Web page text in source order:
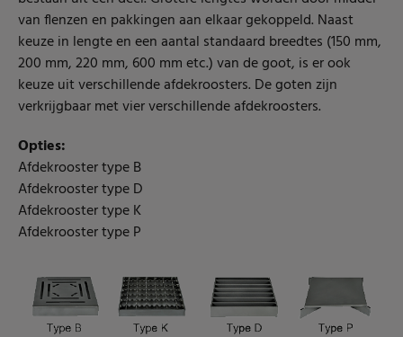
van flenzen en pakkingen aan elkaar gekoppeld. Naast
keuze in lengte en een aantal standaard breedtes (150 mm,
200 mm, 220 mm, 600 mm etc.) van de goot, is er ook
keuze uit verschillende afdekroosters. De goten zijn
verkrijgbaar met vier verschillende afdekroosters.
Opties:
Afdekrooster type B
Afdekrooster type D
Afdekrooster type K
Afdekrooster type P